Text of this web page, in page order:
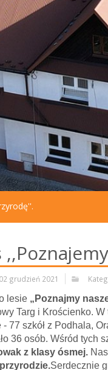
grudzień 2021
lesie „Poznajmy
Targ i Krościenko.
- 77 szkół z Podhala,
36 osób. Wśród tych
z klasy ósmej.
Serdecznie